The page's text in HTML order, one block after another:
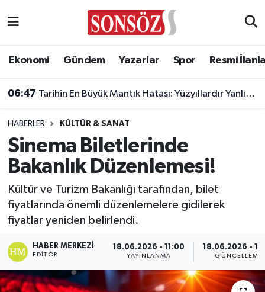
Ekonomi Gündem Yazarlar Spor Resmi
06:47 Tarihin En Büyük Mantık Hatası: Yüzyıllardır Yanlış Biliyoruz!
HABERLER KÜLTÜR & SANAT
Sinema Biletlerinde
Bakanlık Düzenlemesi!
Kültür ve Turizm Bakanlığı tarafından, bilet
fiyatlarında önemli düzenlemelere gidilerek
fiyatlar yeniden belirlendi.
HABER MERKEZI
EDITÖR
18.06.2026 - 11:00
YAYINLANMA
18.06.2026 -
GÜNCELLEME
Asayiş
Çevre
Diğer
Dünya
Eğitim
Ekonomi
Ankara Nöbetçi Eczaneler
Ankara Trafik Yoğunluk Haritası
Süper Lig Puan Durumu ve Fikstür
Tüm Manşetler
Son Dakika Haberleri
Haber Arşivi